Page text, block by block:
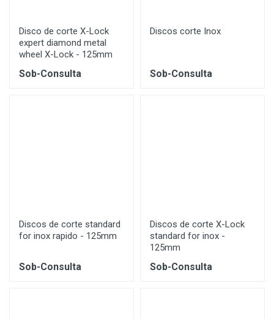
Disco de corte X-Lock
expert diamond metal
wheel X-Lock - 125mm
Sob-Consulta
Discos corte Inox
Sob-Consulta
Discos de corte standard
for inox rapido - 125mm
Sob-Consulta
Discos de corte X-Lock
standard for inox -
125mm
Sob-Consulta